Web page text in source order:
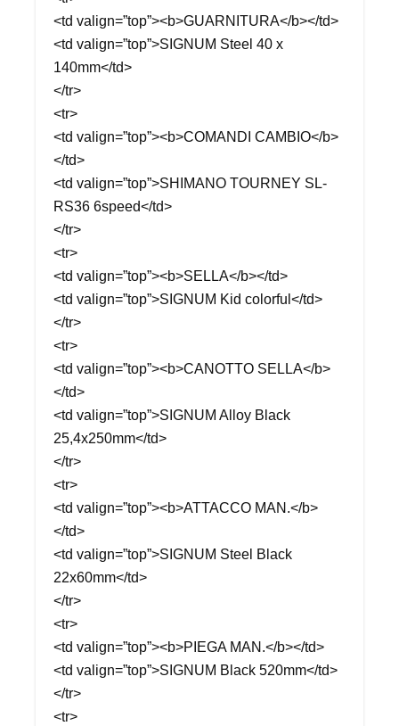
<td valign=”top”><b>GUARNITURA</b></td>
<td valign=”top”>SIGNUM Steel 40 x
140mm</td>
</tr>
<tr>
<td valign=”top”><b>COMANDI CAMBIO</b>
</td>
<td valign=”top”>SHIMANO TOURNEY SL-
RS36 6speed</td>
</tr>
<tr>
<td valign=”top”><b>SELLA</b></td>
<td valign=”top”>SIGNUM Kid colorful</td>
</tr>
<tr>
<td valign=”top”><b>CANOTTO SELLA</b>
</td>
<td valign=”top”>SIGNUM Alloy Black
25,4x250mm</td>
</tr>
<tr>
<td valign=”top”><b>ATTACCO MAN.</b>
</td>
<td valign=”top”>SIGNUM Steel Black
22x60mm</td>
</tr>
<tr>
<td valign=”top”><b>PIEGA MAN.</b></td>
<td valign=”top”>SIGNUM Black 520mm</td>
</tr>
<tr>